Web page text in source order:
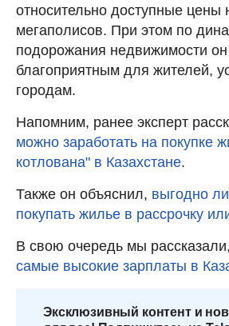
относительно доступные цены
мегаполисов. При этом по
подорожания недвижимости он
благоприятным для жителей,
городам.
Напомним, ранее эксперт
можно заработать на покупке
котлована" в Казахстане.
Также он объяснил, выгодно
покупать жилье в рассрочку
В свою очередь мы рассказали,
самые высокие зарплаты в
Эксклюзивный контент и